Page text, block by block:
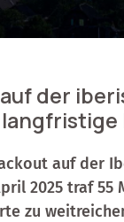
der
auf der
2025 traf 55
zu